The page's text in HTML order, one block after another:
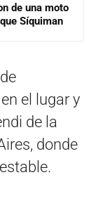
de una moto
Síquiman
de
el lugar y
de la
donde